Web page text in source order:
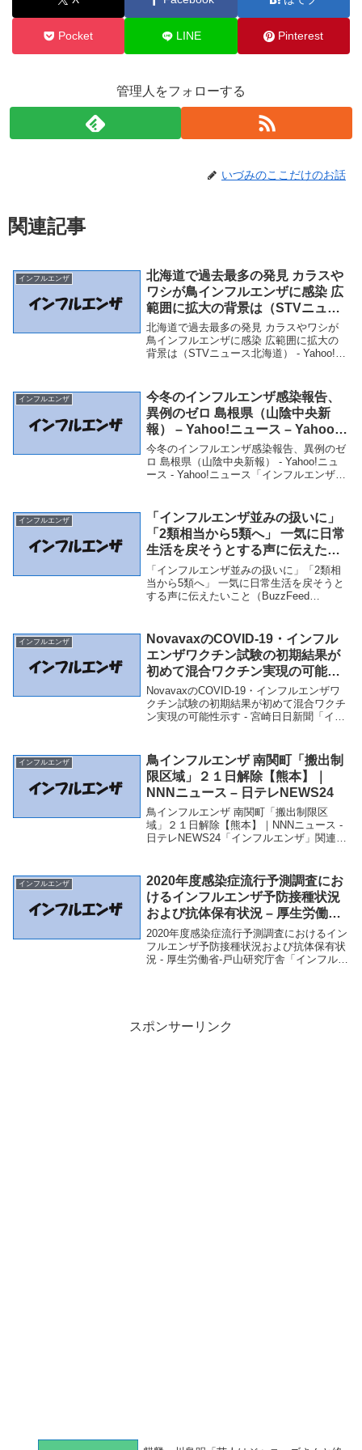
Pocket LINE Pinterest
管理人をフォローする
いづみのここだけのお話
関連記事
インフルエンザ
北海道で過去最多の発見 カラスや
ワシが鳥インフルエンザに感染 広
範囲に拡大の背景は（STVニュー
ス北海道） – Yahoo!ニュース –
Yahoo!ニュース
北海道で過去最多の発見 カラスやワシが
鳥インフルエンザに感染 広範囲に拡大の
背景は（STVニュース北海道） - Yahoo!ニ
ラスやワシが鳥インフルエンザに...
インフルエンザ
今冬のインフルエンザ感染報告、
異例のゼロ 島根県（山陰中央新
報） – Yahoo!ニュース – Yahoo!
ニュース
今冬のインフルエンザ感染報告、異例のゼ
ロ 島根県（山陰中央新報） - Yahoo!ニュ
ース - Yahoo!ニュース「インフルエンザ」
Yahoo!ニュース - Y...
インフルエンザ
「インフルエンザ並みの扱いに」
「2類相当から5類へ」 一気に日常
生活を戻そうとする声に伝えたい
こと（BuzzFeed Japan） –
Yahoo!ニュース – Yahoo!ニュー
ス
「インフルエンザ並みの扱いに」「2類相
当から5類へ」 一気に日常生活を戻そうと
する声に伝えたいこと（BuzzFeed
エンザ並みの扱いに」「...
インフルエンザ
NovavaxのCOVID-19・インフル
エンザワクチン試験の初期結果が
初めて混合ワクチン実現の可能性
示す – 宮崎日日新聞
NovavaxのCOVID-19・インフルエンザワ
クチン試験の初期結果が初めて混合ワクチ
ン実現の可能性示す - 宮崎日日新聞「イン
果が初めて混合ワクチン...
インフルエンザ
鳥インフルエンザ 南関町「搬出制
限区域」２１日解除【熊本】｜
NNNニュース – 日テレNEWS24
鳥インフルエンザ 南関町「搬出制限区
域」２１日解除【熊本】｜NNNニュース -
日テレNEWS24「インフルエンザ」関連商
日テレNEWS24 鳥インフルエンザ...
インフルエンザ
2020年度感染症流行予測調査にお
けるインフルエンザ予防接種状況
および抗体保有状況 – 厚生労働省-
戸山研究庁舎
2020年度感染症流行予測調査におけるイン
フルエンザ予防接種状況および抗体保有状
況 - 厚生労働省-戸山研究庁舎「インフルエ
スポンサーリンク